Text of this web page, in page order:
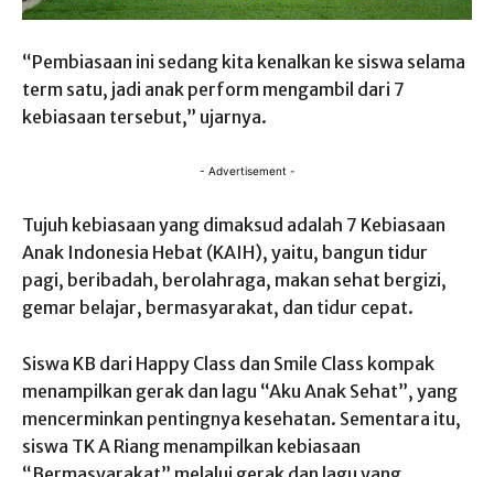
“Pembiasaan ini sedang kita kenalkan ke siswa selama
term satu, jadi anak perform mengambil dari 7
kebiasaan tersebut,” ujarnya.
- Advertisement -
Tujuh kebiasaan yang dimaksud adalah 7 Kebiasaan
Anak Indonesia Hebat (KAIH), yaitu, bangun tidur
pagi, beribadah, berolahraga, makan sehat bergizi,
gemar belajar, bermasyarakat, dan tidur cepat.
Siswa KB dari Happy Class dan Smile Class kompak
menampilkan gerak dan lagu “Aku Anak Sehat”, yang
mencerminkan pentingnya kesehatan. Sementara itu,
siswa TK A Riang menampilkan kebiasaan